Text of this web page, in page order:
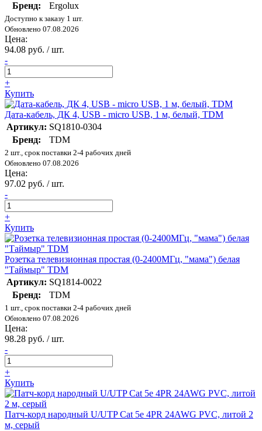
Бренд:
Ergolux
Доступно к заказу 1 шт.
Обновлено 07.08.2026
Цена:
94.08 руб. / шт.
-
+
Купить
Дата-кабель, ДК 4, USB - micro USB, 1 м, белый, TDM
Артикул: SQ1810-0304
Бренд:
TDM
2 шт., срок поставки 2-4 рабочих дней
Обновлено 07.08.2026
Цена:
97.02 руб. / шт.
-
+
Купить
Розетка телевизионная простая (0-2400МГц, "мама") белая
"Таймыр" TDM
Артикул: SQ1814-0022
Бренд:
TDM
1 шт., срок поставки 2-4 рабочих дней
Обновлено 07.08.2026
Цена:
98.28 руб. / шт.
-
+
Купить
Патч-корд народный U/UTP Cat 5e 4PR 24AWG PVC, литой 2
м, серый